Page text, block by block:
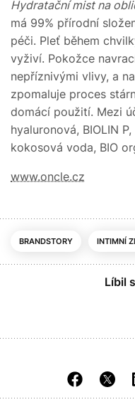
Hydratační mist na
má 99% přírodní
péči. Pleť během
vyživí. Pokožce
nepříznivými vlivy, a
zpomaluje proces
domácí použití. Mezi
hyaluronová, BIOLIN
kokosová voda, BIO
www.oncle.cz
BRANDSTORY INTIMNÍ
Líbil